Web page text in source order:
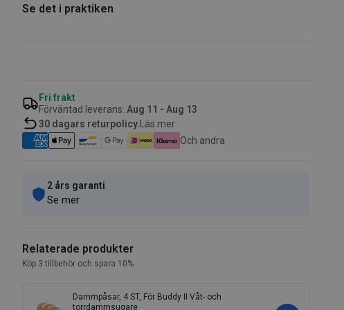
Se det i praktiken
Fri frakt
Förväntad leverans: Aug 11 - Aug 13
30 dagars returpolicy.Läs mer
Och andra
2 års garanti
Se mer
Relaterade produkter
Köp 3 tillbehör och spara 10%
Dammpåsar, 4 ST, För Buddy II Våt- och
torrdammsugare